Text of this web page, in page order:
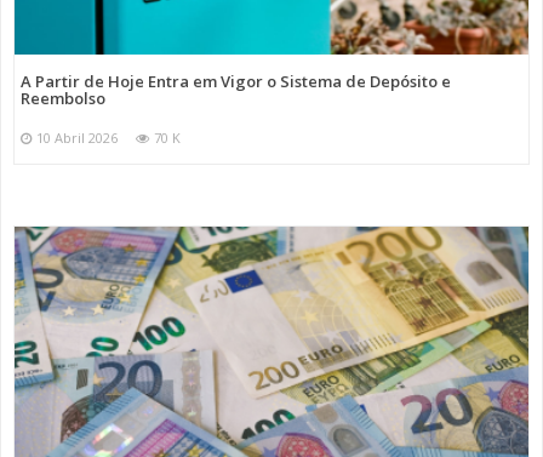
A Partir de Hoje Entra em Vigor o Sistema de Depósito e
Reembolso
10 Abril 2026 70 K